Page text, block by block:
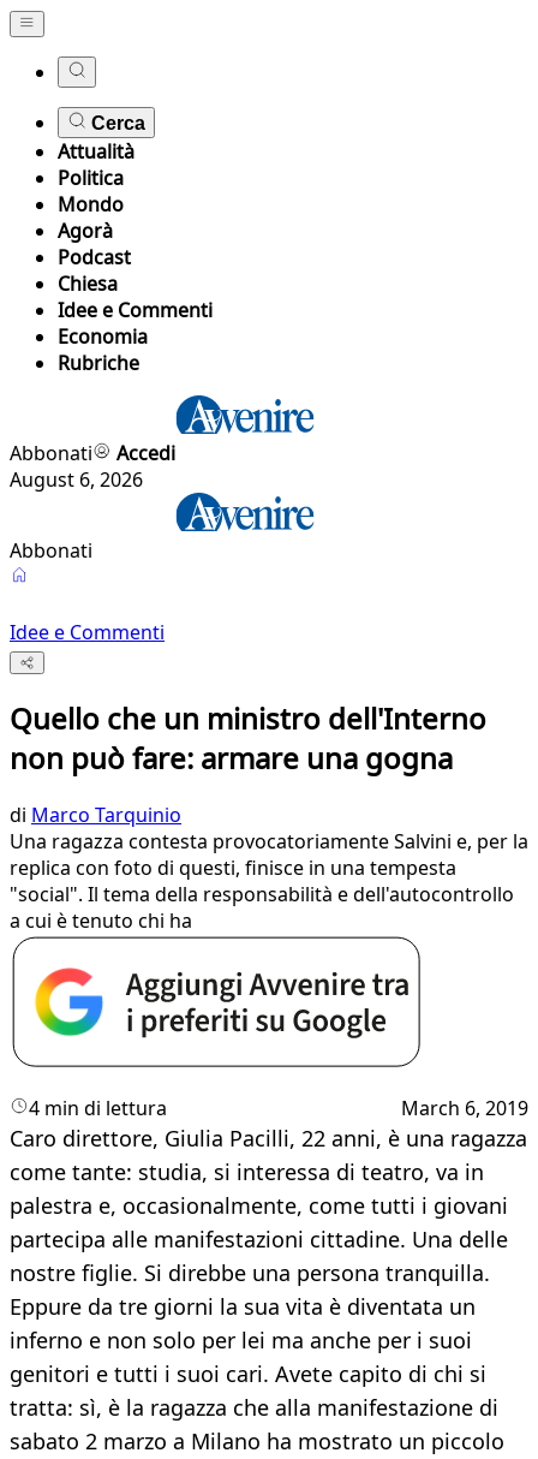
Cerca
Attualità
Politica
Mondo
Agorà
Podcast
Chiesa
Idee e Commenti
Economia
Rubriche
Abbonati
Accedi
August 6, 2026
Abbonati
Idee e Commenti
Quello che un ministro dell'Interno
non può fare: armare una gogna
di Marco Tarquinio
Una ragazza contesta provocatoriamente Salvini e, per la
replica con foto di questi, finisce in una tempesta
"social". Il tema della responsabilità e dell'autocontrollo
a cui è tenuto chi ha
4 min di lettura March 6, 2019
Caro direttore, Giulia Pacilli, 22 anni, è una ragazza
come tante: studia, si interessa di teatro, va in
palestra e, occasionalmente, come tutti i giovani
partecipa alle manifestazioni cittadine. Una delle
nostre figlie. Si direbbe una persona tranquilla.
Eppure da tre giorni la sua vita è diventata un
inferno e non solo per lei ma anche per i suoi
genitori e tutti i suoi cari. Avete capito di chi si
tratta: sì, è la ragazza che alla manifestazione di
sabato 2 marzo a Milano ha mostrato un piccolo